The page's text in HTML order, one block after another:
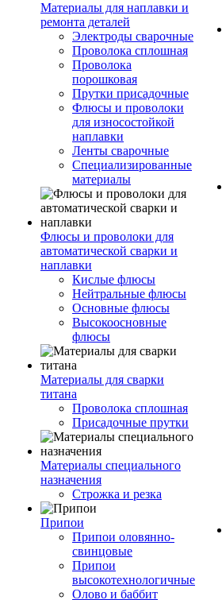
Материалы для наплавки и
ремонта деталей
Электроды сварочные
Проволока сплошная
Проволока
порошковая
Прутки присадочные
Флюсы и проволоки
для износостойкой
наплавки
Ленты сварочные
Специализированные
материалы
Флюсы и проволоки для
автоматической сварки и
наплавки
Кислые флюсы
Нейтральные флюсы
Основные флюсы
Высокоосновные
флюсы
Материалы для сварки
титана
Проволока сплошная
Присадочные прутки
Материалы специального
назначения
Строжка и резка
Припои
Припои оловянно-
свинцовые
Припои
высокотехнологичные
Олово и баббит